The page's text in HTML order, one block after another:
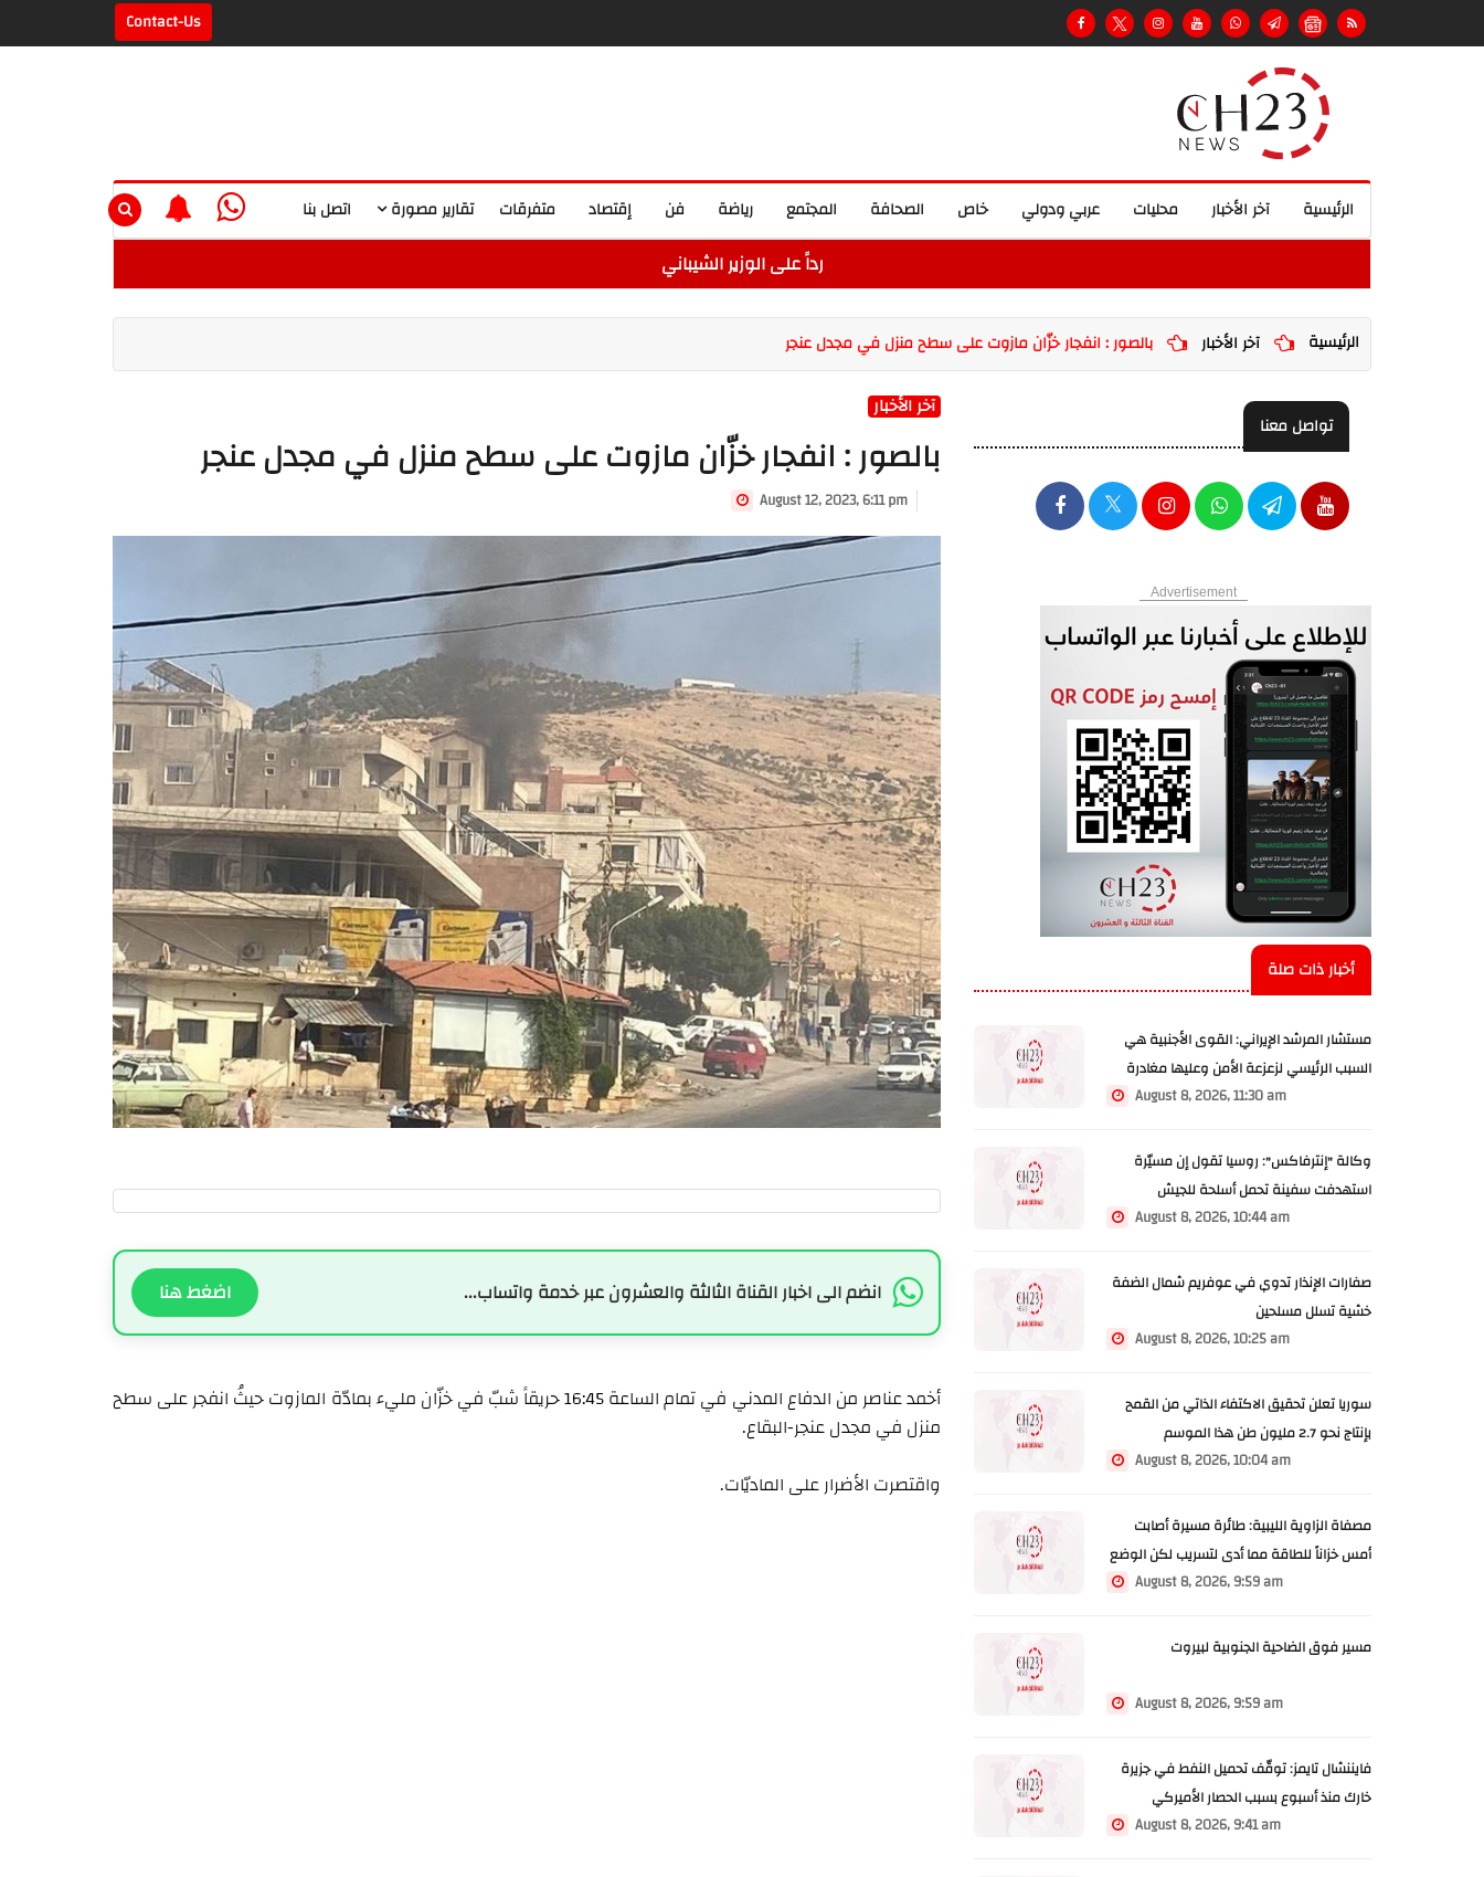
Contact-Us
اتصل بنا تقارير مصورة متفرقات إقتصاد فن رياضة المجتمع الصحافة خاص عربي ودولي محليات آخر الأخبار الرئيسية
رداً على الوزير الشيباني
الرئيسية آخر الأخبار بالصور : انفجار خزّان مازوت على سطح منزل في مجدل عنجر
آخر الأخبار
بالصور : انفجار خزّان مازوت على سطح منزل في مجدل عنجر
August 12, 2023, 6:11 pm
انضم الى اخبار القناة الثالثة والعشرون عبر خدمة واتساب... اضغط هنا
أخمد عناصر من الدفاع المدني في تمام الساعة 16:45 حريقاً شبّ في خزّان مليء بمادّة المازوت حيثُ انفجر على سطح
منزل في مجدل عنجر-البقاع.
واقتصرت الأضرار على الماديّات.
تواصل معنا
Advertisement
أخبار ذات صلة
مستشار المرشد الإيراني: القوى الأجنبية هي
السبب الرئيسي لزعزعة الأمن وعليها مغادرة
August 8, 2026, 11:30 am
وكالة "إنترفاكس": روسيا تقول إن مسيّرة
استهدفت سفينة تحمل أسلحة للجيش
الأوكراني شرق أوديساAugust 8, 2026, 10:44 am
صفارات الإنذار تدوي في عوفريم شمال الضفة
خشية تسلل مسلحين
August 8, 2026, 10:25 am
سوريا تعلن تحقيق الاكتفاء الذاتي من القمح
بإنتاج نحو 2.7 مليون طن هذا الموسم
August 8, 2026, 10:04 am
مصفاة الزاوية الليبية: طائرة مسيرة أصابت
أمس خزاناً للطاقة مما أدى لتسريب لكن الوضع
August 8, 2026, 9:59 am
مسير فوق الضاحية الجنوبية لبيروت
August 8, 2026, 9:59 am
فايننشال تايمز: توقّف تحميل النفط في جزيرة
خارك منذ أسبوع بسبب الحصار الأميركي
August 8, 2026, 9:41 am